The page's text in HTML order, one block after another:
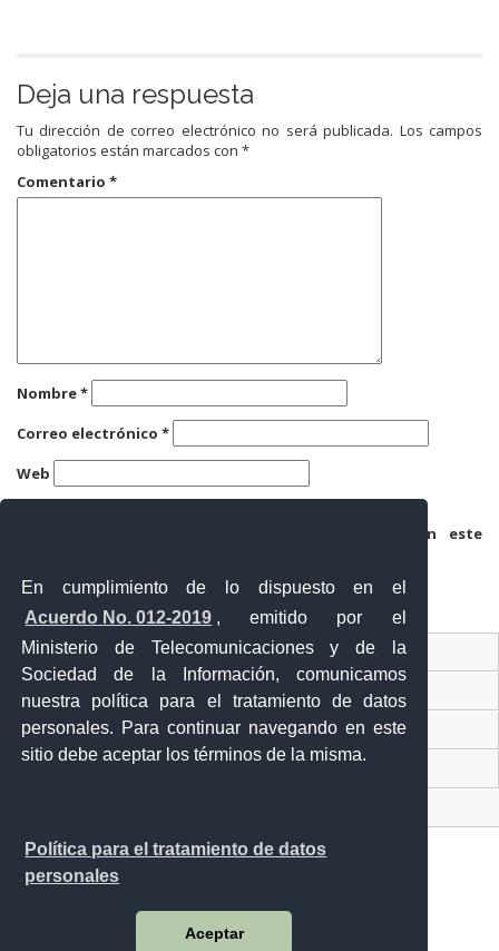
En cumplimiento de lo dispuesto en el
Acuerdo No. 012-2019 , emitido por el
Ministerio de Telecomunicaciones y de la
Sociedad de la Información, comunicamos
nuestra política para el tratamiento de datos
personales. Para continuar navegando en este
sitio debe aceptar los términos de la misma.
Política para el tratamiento de datos
personales
Aceptar
Deja una respuesta
Tu dirección de correo electrónico no será publicada. Los campos
obligatorios están marcados con *
Comentario *
Nombre*
Correo electrónico *
Web
Guarda mi nombre, correo electrónico y web en este
Ventanilla Única Virtual
Ventanilla Única de Comercio Exterior
Gobierno Abierto
Malecón y Aguirre